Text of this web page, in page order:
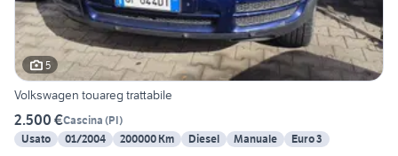
5
Volkswagen touareg trattabile
2.500 €Cascina (PI)
Usato
01/2004 200000 Km Diesel Manuale
Euro 3